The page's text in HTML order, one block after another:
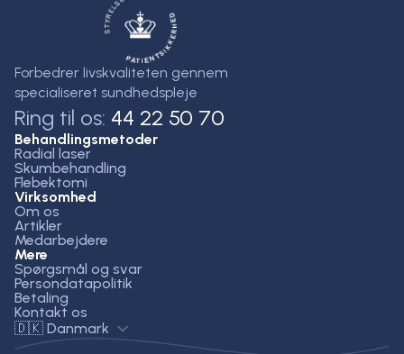
Forbedrer livskvaliteten gennem
specialiseret sundhedspleje
Ring til os: 44 22 50 70
Behandlingsmetoder
Radial laser
Skumbehandling
Flebektomi
Virksomhed
Om os
Artikler
Medarbejdere
Mere
Spørgsmål og svar
Persondatapolitik
Betaling
Kontakt os
🇩🇰 Danmark